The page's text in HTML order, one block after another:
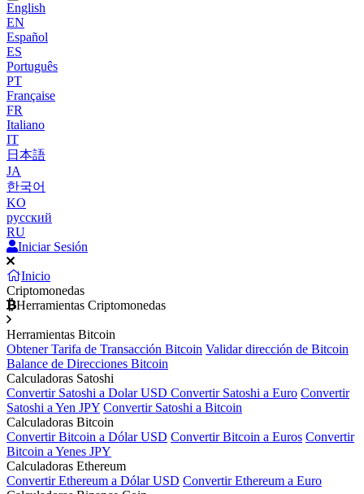
English
EN
Español
ES
Português
PT
Française
FR
Italiano
IT
日本語
JA
한국어
KO
русский
RU
Iniciar Sesión
Inicio
Criptomonedas
Herramientas Criptomonedas
Herramientas Bitcoin
Obtener Tarifa de Transacción Bitcoin Validar dirección de Bitcoin
Balance de Direcciones Bitcoin
Calculadoras Satoshi
Convertir Satoshi a Dolar USD Convertir Satoshi a Euro Convertir
Satoshi a Yen JPY Convertir Satoshi a Bitcoin
Calculadoras Bitcoin
Convertir Bitcoin a Dólar USD Convertir Bitcoin a Euros Convertir
Bitcoin a Yenes JPY
Calculadoras Ethereum
Convertir Ethereum a Dólar USD Convertir Ethereum a Euro